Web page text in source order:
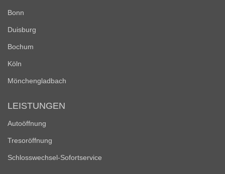
Bonn
Duisburg
Bochum
Köln
Mönchengladbach
LEISTUNGEN
Autoöffnung
Tresoröffnung
Schlosswechsel-Sofortservice